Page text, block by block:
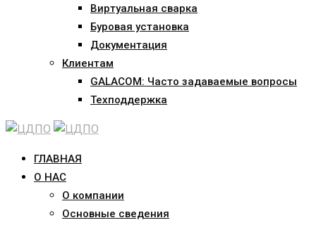
Виртуальная сварка
Буровая установка
Документация
Клиентам
GALACOM: Часто задаваемые вопросы
Техподдержка
ГЛАВНАЯ
О НАС
О компании
Основные сведения